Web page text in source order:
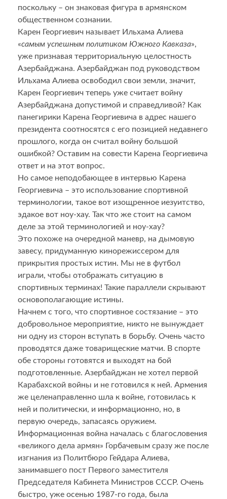
поскольку – он знаковая фигура в армянском
общественном сознании.
Карен Георгиевич называет Ильхама Алиева
«самым успешным политиком Южного Кавказа»,
уже признавая территориальную целостность
Азербайджана. Азербайджан под руководством
Ильхама Алиева освободил свои земли, значит,
Карен Георгиевич теперь уже считает войну
Азербайджана допустимой и справедливой? Как
панегирики Карена Георгиевича в адрес нашего
президента соотносятся с его позицией недавнего
прошлого, когда он считал войну большой
ошибкой? Оставим на совести Карена Георгиевича
ответ и на этот вопрос.
Но самое неподобающее в интервью Карена
Георгиевича – это использование спортивной
терминологии, такое вот изощренное иезуитство,
эдакое вот ноу-хау. Так что же стоит на самом
деле за этой терминологией и ноу-хау?
Это похоже на очередной маневр, на дымовую
завесу, придуманную кинорежиссером для
прикрытия простых истин. Мы не в футбол
играли, чтобы отображать ситуацию в
спортивных терминах! Такие параллели скрывают
основополагающие истины.
Начнем с того, что спортивное состязание – это
добровольное мероприятие, никто не вынуждает
ни одну из сторон вступать в борьбу. Очень часто
проводятся даже товарищеские матчи. В спорте
обе стороны готовятся и выходят на бой
подготовленные. Азербайджан не хотел первой
Карабахской войны и не готовился к ней. Армения
же целенаправленно шла к войне, готовилась к
ней и политически, и информационно, но, в
первую очередь, запасаясь оружием.
Информационная война началась с благословения
«великого дела армян» Горбачевым сразу же после
изгнания из Политбюро Гейдара Алиева,
занимавшего пост Первого заместителя
Председателя Кабинета Министров СССР. Очень
быстро, уже осенью 1987-го года, была